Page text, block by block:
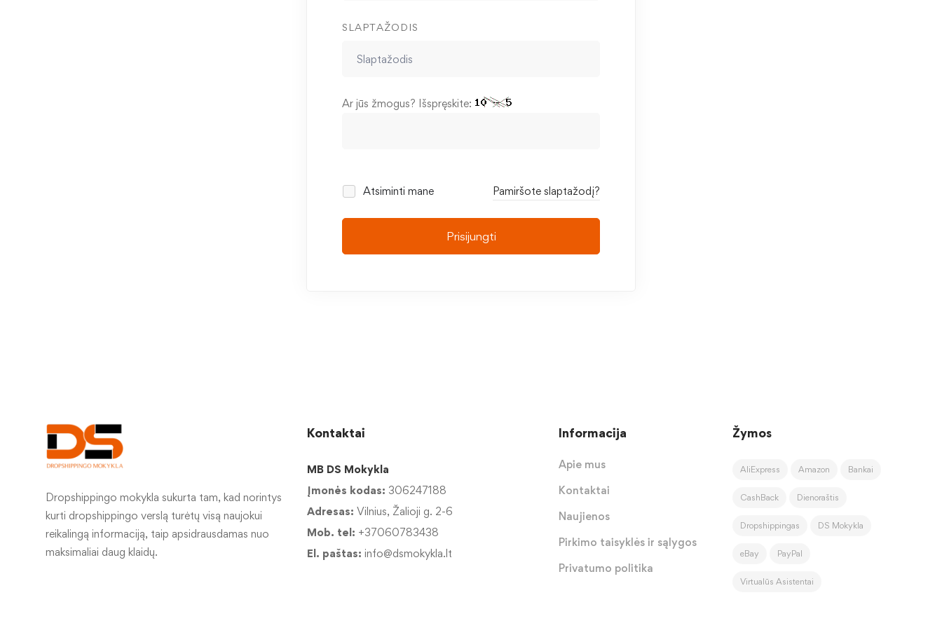
SLAPTAŽODIS
Ar jūs žmogus? Išspręskite:
Atsiminti mane Pamiršote slaptažodį?
Prisijungti
Dropshippingo mokykla sukurta tam, kad norintys
kurti dropshippingo verslą turėtų visą naujokui
reikalingą informaciją, taip apsidrausdamas nuo
maksimaliai daug klaidų.
Kontaktai
MB DS Mokykla
Įmonės kodas: 306247188
Adresas: Vilnius, Žalioji g. 2-6
Mob. tel: +37060783438
El. paštas: info@dsmokykla.lt
Informacija
Apie mus
Kontaktai
Naujienos
Pirkimo taisyklės ir sąlygos
Privatumo politika
Žymos
AliExpress Amazon Bankai
CashBack Dienoraštis
Dropshippingas DS Mokykla
eBay PayPal
Virtualūs Asistentai